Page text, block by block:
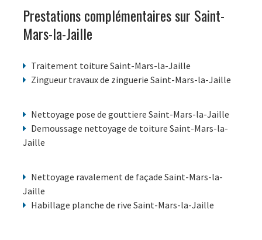
Prestations complémentaires sur Saint-
Mars-la-Jaille
Traitement toiture Saint-Mars-la-Jaille
Zingueur travaux de zinguerie Saint-Mars-la-Jaille
Nettoyage pose de gouttiere Saint-Mars-la-Jaille
Demoussage nettoyage de toiture Saint-Mars-la-
Jaille
Nettoyage ravalement de façade Saint-Mars-la-
Jaille
Habillage planche de rive Saint-Mars-la-Jaille